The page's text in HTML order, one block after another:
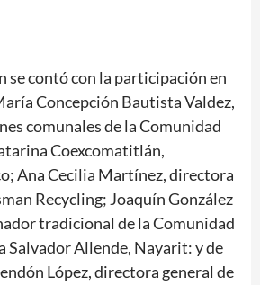
se contó con la participación en
Concepción Bautista Valdez,
comunales de la Comunidad
Coexcomatitlán,
Ana Cecilia Martínez, directora
Recycling; Joaquín González
tradicional de la Comunidad
Salvador Allende, Nayarit: y de
López, directora general de